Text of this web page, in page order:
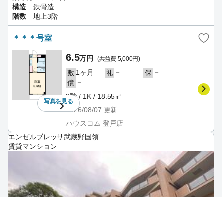
構造
鉄骨造
階数
地上3階
＊＊＊号室
写真を見る
6.5万円 (共益費 5,000円)
敷 1ヶ月 礼 － 保 －
償 －
3階 / 1K / 18.55㎡
2026/08/07 更新
ハウスコム 登戸店
エンゼルブレッサ武蔵野国領
賃貸マンション